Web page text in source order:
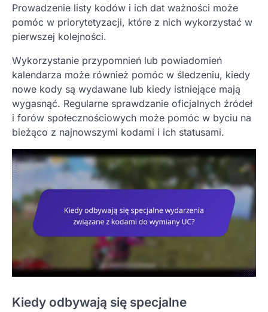
Prowadzenie listy kodów i ich dat ważności może
pomóc w priorytetyzacji, które z nich wykorzystać w
pierwszej kolejności.
Wykorzystanie przypomnień lub powiadomień
kalendarza może również pomóc w śledzeniu, kiedy
nowe kody są wydawane lub kiedy istniejące mają
wygasnąć. Regularne sprawdzanie oficjalnych źródeł
i forów społecznościowych może pomóc w byciu na
bieżąco z najnowszymi kodami i ich statusami.
Kiedy odbywają się specjalne